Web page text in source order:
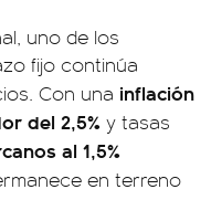
uno de los
fijo continúa
Con una inflación
del 2,5% y tasas
al 1,5%
en terreno